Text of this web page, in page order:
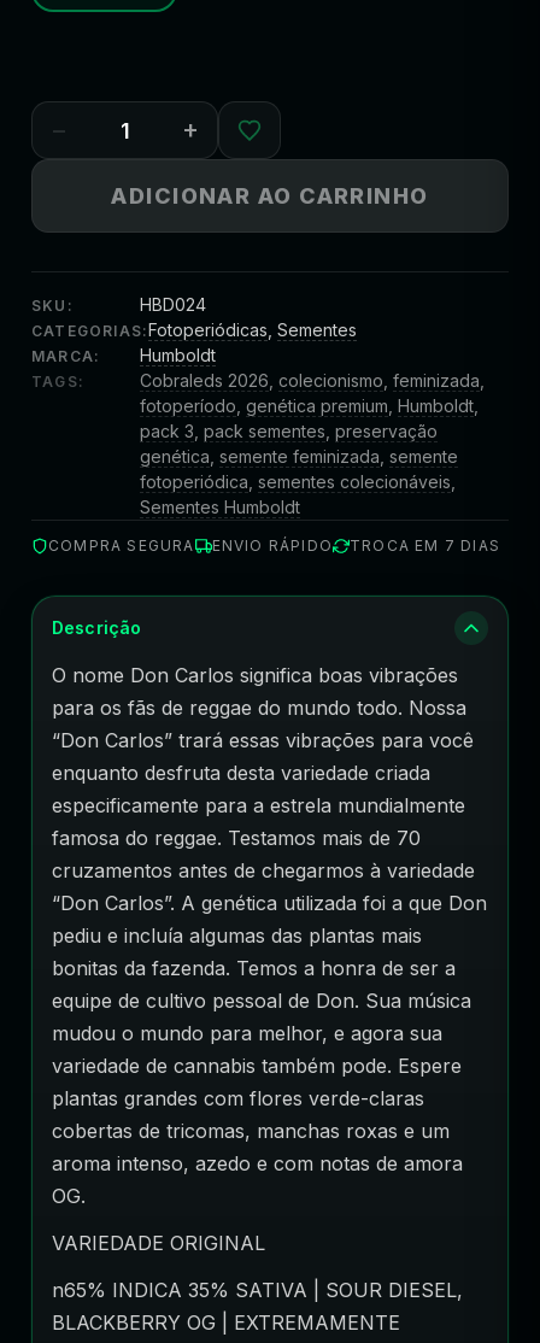
− +
ADICIONAR AO CARRINHO
SKU: HBD024
CATEGORIAS:Fotoperiódicas ,Sementes
MARCA: Humboldt
TAGS: Cobraleds 2026 colecionismo feminizada
fotoperíodo genética premium Humboldt
pack 3 pack sementes preservação
genética semente feminizada semente
fotoperiódica sementes colecionáveis
Sementes Humboldt
COMPRA SEGURA ENVIO RÁPIDO TROCA EM 7 DIAS
Descrição
O nome Don Carlos significa boas vibrações
para os fãs de reggae do mundo todo. Nossa
“Don Carlos” trará essas vibrações para você
enquanto desfruta desta variedade criada
especificamente para a estrela mundialmente
famosa do reggae. Testamos mais de 70
cruzamentos antes de chegarmos à variedade
“Don Carlos”. A genética utilizada foi a que Don
pediu e incluía algumas das plantas mais
bonitas da fazenda. Temos a honra de ser a
equipe de cultivo pessoal de Don. Sua música
mudou o mundo para melhor, e agora sua
variedade de cannabis também pode. Espere
plantas grandes com flores verde-claras
cobertas de tricomas, manchas roxas e um
aroma intenso, azedo e com notas de amora
OG.
VARIEDADE ORIGINAL
n65% INDICA 35% SATIVA | SOUR DIESEL,
BLACKBERRY OG | EXTREMAMENTE